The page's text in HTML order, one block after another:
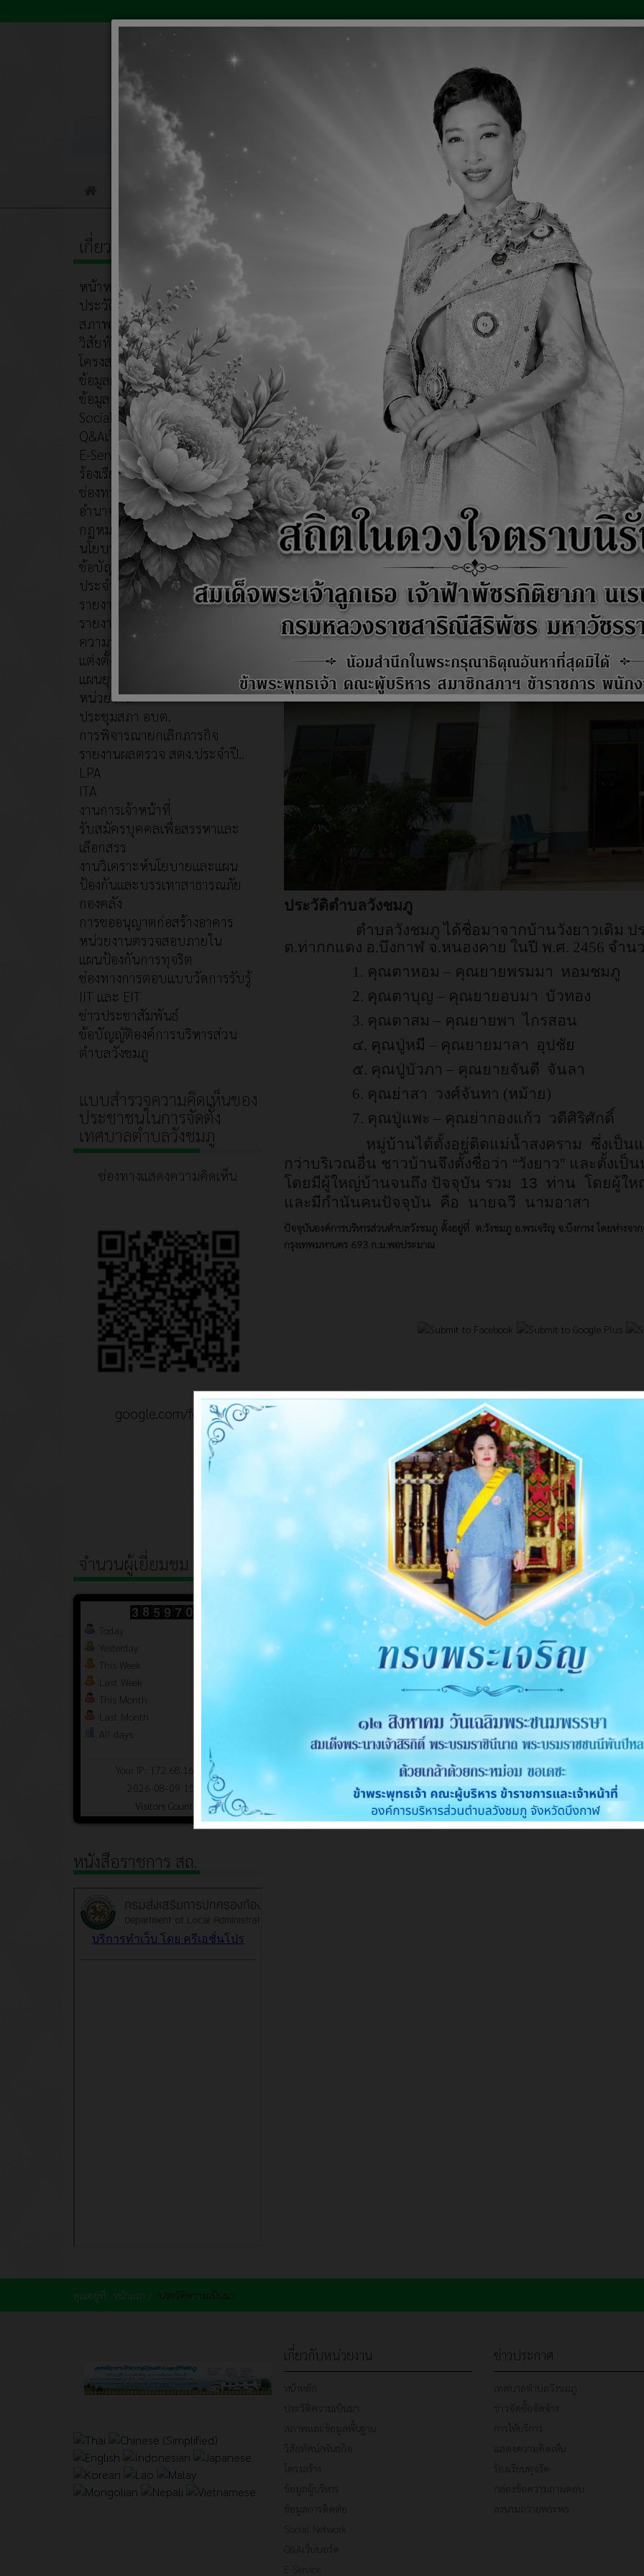
ตำบล
วัง
ชมภู
ข่าวจัดซื้อจัดจ้าง ร้องเรียนทุจริต
ประวัติความเป็นมา
สภาพทั่วไปและข้อมูลพื้นฐานขององค์ก
ประวัติตำบลวังชมภู
ตำบลวังชมภู ได้ชื่อมาจากบ้านวังยาวเดิม ปร
ต.ท่ากกแดง อ.บึงกาฬ จ.หนองคาย ในปี พ.ศ. 2456 จำ
1. คุณตาหอม – คุณยายพรมมา หอมชมภู
2. คุณตาบุญ – คุณยายอบมา บัวทอง
3. คุณตาสม – คุณยายพา ไกรสอน
๔. คุณปู่หมี – คุณยายมาลา อุปชัย
๕. คุณปู่บัวภา – คุณยายจันดี จันลา
6. คุณย่าสา วงศ์จันทา (หม้าย)
7. คุณปู่แพะ – คุณย่ากองแก้ว วดีศิริศักดิ์
หมู่บ้านได้ตั้งอยู่ติดแม่น้ำสงคราม ซึ่งเป็นแม่น้
กว่าบริเวณอื่น ชาวบ้านจึงตั้งชื่อว่า “วังยาว” และตั้งเป็
โดยมีผู้ใหญ่บ้านจนถึง ปัจจุบัน รวม 13 ท่าน โดยผู้
และมีกำนันคนปัจจุบัน คือ นายฉวี นามอาสา
ปัจจุบันองค์การบริหารส่วนตำบลวังชมภู ตั้งอยู่ที่ ต.วังชมภู อ.พรเจริญ จ.บึงกาฬ โดยห่างจา
กรุงเทพมหานคร 693 ก.ม.พอประมาณ
เกี่ยวกับหน่วยงาน
หน้าหลัก
ประวัติความเป็นมา
สภาพและข้อมูลพื้นฐาน
วิสัยทัศน์/พันธกิจ
โครงสร้าง
ข้อมูลผู้บริหาร
ข้อมูลการติดต่อ
Social Network
Q&Aเว็บบอร์ด
E-Service
ร้องเรียนทุจริต
ช่องทางการรับฟังความคิดเห็น
อำนาจหน้าที่
กฏหมายที่เกี่ยวข้อง
นโยบายการบริหารงาน
ข้อบัญญัติงบประมาณรายจ่าย
ประจำปีงบประมาณ
รายงานผลการปฏิบัติงาน
รายงานผลการสำรวจและประเมิน
ความพึงพอใจการให้บริการ
แต่งตั้งคณะผู้บริหาร+สภา อบต.
แผนยุทธศาสตร์หรือแผนพัฒนา
หน่วยงาน
ประชุมสภา อบต.
การพิจารณายกเลิกภารกิจ
รายงานผลตรวจ สตง.ประจำปี..
LPA
ITA
งานการเจ้าหน้าที่
รับสมัครบุคคลเพื่อสรรหาและ
เลือกสรร
งานวิเคราะห์นโยบายและแผน
ป้องกันและบรรเทาสาธารณภัย
กองคลัง
การขออนุญาตก่อสร้างอาคาร
หน่วยงานตรวจสอบภายใน
แผนป้องกันการทุจริต
ช่องทางการตอบแบบวัดการรับรู้
IIT และ EIT
ข่าวประชาสัมพันธ์
ข้อบัญญัติองค์การบริหารส่วน
ตำบลวังชมภู
แบบสำรวจความคิดเห็นของ
ประชาชนในการจัดตั้ง
เทศบาลตำบลวังชมภู
ช่องทางแสดงความคิดเห็น
google.com/forms
จำนวนผู้เยี่ยมชม
Today
Yesterday
This Week
Last Week
This Month
Last Month
All days
Your IP: 172.68.164.143
2026-08-09 15:07
Visitors Counter
หนังสือราชการ สถ.
คุณอยู่ที่: หน้าแรก ประวัติความเป็นมา
เกี่ยวกับหน่วยงาน ข่าวประกาศ